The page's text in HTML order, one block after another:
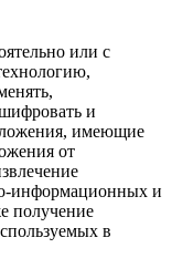
или с
и
имеющие
от
информационных и
получение
в